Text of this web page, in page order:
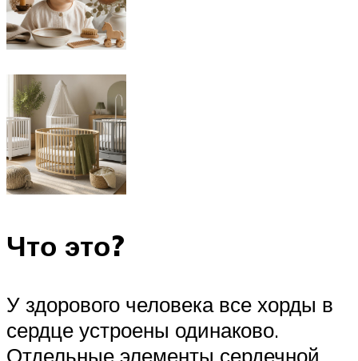
Что это?
У здорового человека все хорды в
сердце устроены одинаково.
Отдельные элементы сердечной